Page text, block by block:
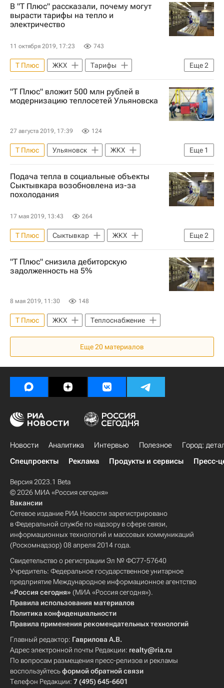
В "Т Плюс" рассказали, почему могут
вырасти тарифы на тепло и
электричество
11 октября 2019, 17:23 743
Еще2
Т Плюс ЖКХ
Тарифы
Теплоснабжение
Россия
"Т Плюс" вложит 500 млн рублей в
модернизацию теплосетей Ульяновска
27 августа 2019, 17:39 124
Еще 1
Т Плюс Ульяновск
ЖКХ
Теплоснабжение
Подача тепла в социальные объекты
Сыктывкара возобновлена из-за
похолодания
17 мая 2019, 13:43 264
Еще2
Т Плюс Сыктывкар
ЖКХ
Теплоснабжение
Республика Коми
"Т Плюс" снизила дебиторскую
задолженность на 5%
8 мая 2019, 11:30 148
Т Плюс ЖКХ Теплоснабжение
Еще20 материалов
Новости Аналитика Интервью Полезное
Город:
Спецпроекты
Реклама Продукты и сервисы Пресс-
Версия 2023.1 Beta
© 2026 МИА «Россия сегодня»
Вакансии
Сетевое издание РИА Новости зарегистрировано
в Федеральной службе по надзору в сфере связи,
информационных технологий и массовых коммуникаций
(Роскомнадзор) 08 апреля 2014 года.
Свидетельство о регистрации Эл № ФС77-57640
Учредитель: Федеральное государственное унитарное
предприятие Международное информационное агентство
«Россия сегодня» (МИА «Россия сегодня»).
Правила использования материалов
Политика конфиденциальности
Правила применения рекомендательных технологий
Главный редактор: Гаврилова А.В.
Адрес электронной почты Редакции: realty@ria.ru
По вопросам размещения пресс-релизов и рекламы
воспользуйтесьформой обратной связи
Телефон Редакции: 7 (495) 645-6601